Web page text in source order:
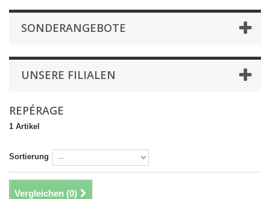
SONDERANGEBOTE
UNSERE FILIALEN
REPÉRAGE
1 Artikel
Sortierung
Vergleichen (0)